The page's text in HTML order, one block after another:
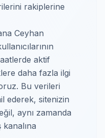
rakiplerine
Ceyhan
aktif
daha fazla ilgi
Bu verileri
ederek, sitenizin
aynı zamanda